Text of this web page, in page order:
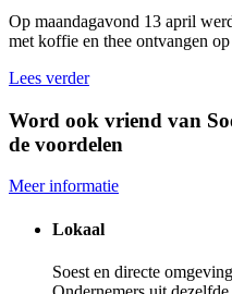
Op maandagavond 13 april
met koffie en thee ontvangen
Lees verder
Word ook vriend van
de voordelen
Meer informatie
Lokaal
Soest en directe